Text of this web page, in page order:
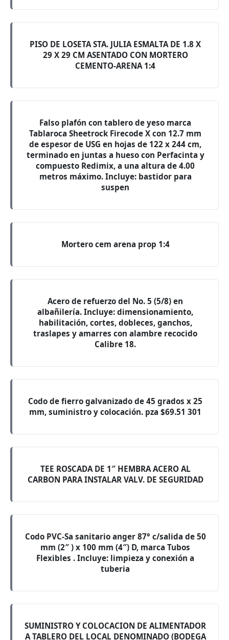
PISO DE LOSETA STA. JULIA ESMALTA DE 1.8 X
29 X 29 CM ASENTADO CON MORTERO
CEMENTO-ARENA 1:4
Falso plafón con tablero de yeso marca
Tablaroca Sheetrock Firecode X con 12.7 mm
de espesor de USG en hojas de 122 x 244 cm,
terminado en juntas a hueso con Perfacinta y
compuesto Redimix, a una altura de 4.00
metros máximo. Incluye: bastidor para
suspen
Mortero cem arena prop 1:4
Acero de refuerzo del No. 5 (5/8) en
albañilería. Incluye: dimensionamiento,
habilitación, cortes, dobleces, ganchos,
traslapes y amarres con alambre recocido
Calibre 18.
Codo de fierro galvanizado de 45 grados x 25
mm, suministro y colocación. pza $69.51 301
TEE ROSCADA DE 1″ HEMBRA ACERO AL
CARBON PARA INSTALAR VALV. DE SEGURIDAD
Codo PVC-Sa sanitario anger 87° c/salida de 50
mm (2″ ) x 100 mm (4″) D, marca Tubos
Flexibles . Incluye: limpieza y conexión a
tuberia
SUMINISTRO Y COLOCACION DE ALIMENTADOR
A TABLERO DEL LOCAL DENOMINADO (BODEGA